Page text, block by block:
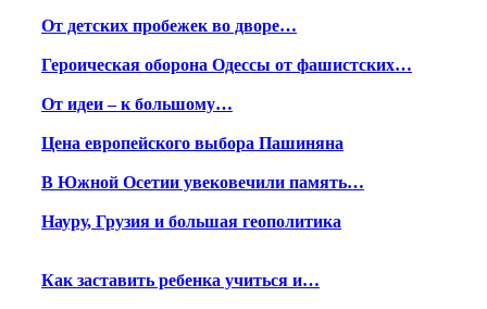
От детских пробежек во дворе…
Героическая оборона Одессы от фашистских…
От идеи – к большому…
Цена европейского выбора Пашиняна
В Южной Осетии увековечили память…
Науру, Грузия и большая геополитика
Как заставить ребенка учиться и…